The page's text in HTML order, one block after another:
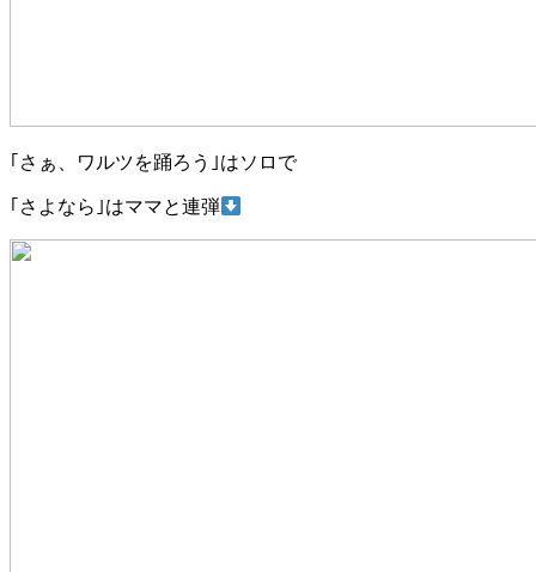
｢さぁ、ワルツを踊ろう｣はソロで
｢さよなら｣はママと連弾